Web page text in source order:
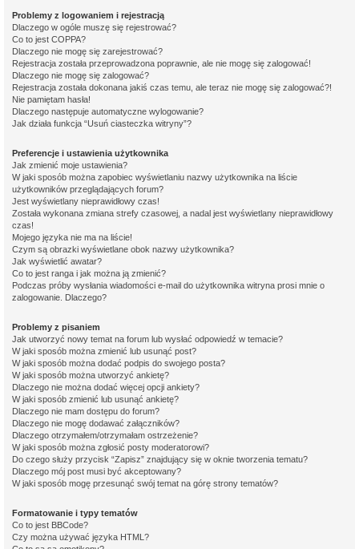
Problemy z logowaniem i rejestracją
Dlaczego w ogóle muszę się rejestrować?
Co to jest COPPA?
Dlaczego nie mogę się zarejestrować?
Rejestracja została przeprowadzona poprawnie, ale nie mogę się zalogować!
Dlaczego nie mogę się zalogować?
Rejestracja została dokonana jakiś czas temu, ale teraz nie mogę się zalogować?!
Nie pamiętam hasła!
Dlaczego następuje automatyczne wylogowanie?
Jak działa funkcja “Usuń ciasteczka witryny”?
Preferencje i ustawienia użytkownika
Jak zmienić moje ustawienia?
W jaki sposób można zapobiec wyświetlaniu nazwy użytkownika na liście
użytkowników przeglądających forum?
Jest wyświetlany nieprawidłowy czas!
Została wykonana zmiana strefy czasowej, a nadal jest wyświetlany nieprawidłowy
czas!
Mojego języka nie ma na liście!
Czym są obrazki wyświetlane obok nazwy użytkownika?
Jak wyświetlić awatar?
Co to jest ranga i jak można ją zmienić?
Podczas próby wysłania wiadomości e-mail do użytkownika witryna prosi mnie o
zalogowanie. Dlaczego?
Problemy z pisaniem
Jak utworzyć nowy temat na forum lub wysłać odpowiedź w temacie?
W jaki sposób można zmienić lub usunąć post?
W jaki sposób można dodać podpis do swojego posta?
W jaki sposób można utworzyć ankietę?
Dlaczego nie można dodać więcej opcji ankiety?
W jaki sposób zmienić lub usunąć ankietę?
Dlaczego nie mam dostępu do forum?
Dlaczego nie mogę dodawać załączników?
Dlaczego otrzymałem/otrzymałam ostrzeżenie?
W jaki sposób można zgłosić posty moderatorowi?
Do czego służy przycisk “Zapisz” znajdujący się w oknie tworzenia tematu?
Dlaczego mój post musi być akceptowany?
W jaki sposób mogę przesunąć swój temat na górę strony tematów?
Formatowanie i typy tematów
Co to jest BBCode?
Czy można używać języka HTML?